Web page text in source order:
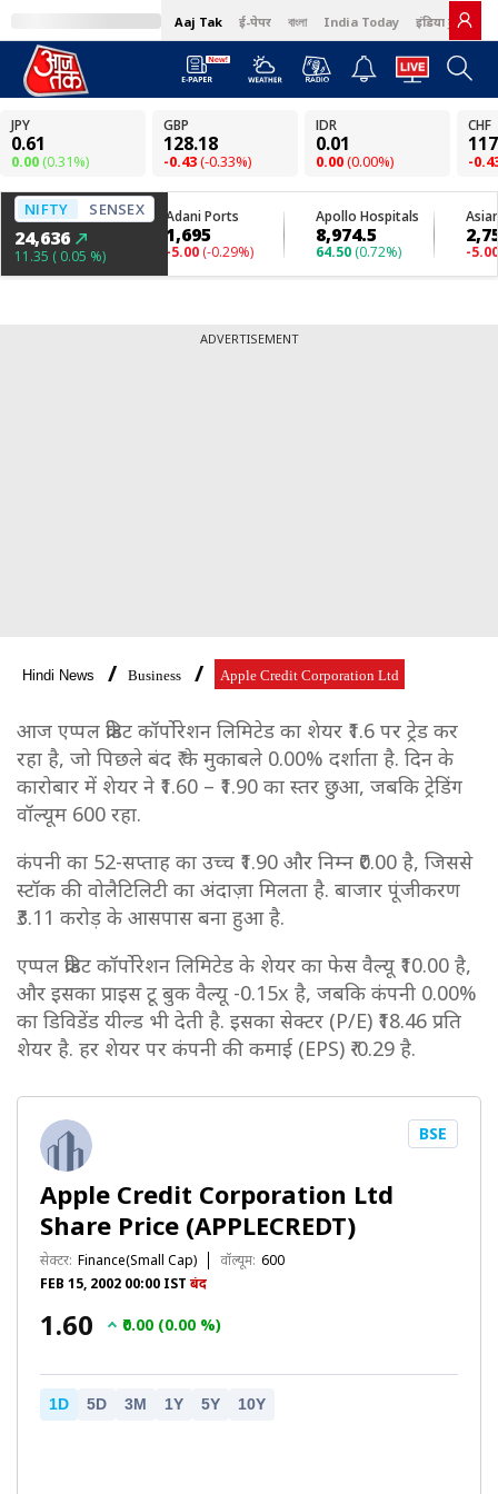
Aaj Tak ई-पेपर বাংলা India Today इंडिया टुडे हिंदी
ADVERTISEMENT
Hindi News Business Apple Credit Corporation Ltd
आज एप्पल क्रेडिट कॉर्पोरेशन लिमिटेड का शेयर ₹1.6 पर ट्रेड कर
रहा है, जो पिछले बंद ₹ के मुकाबले 0.00% दर्शाता है. दिन के
कारोबार में शेयर ने ₹1.60 – ₹1.90 का स्तर छुआ, जबकि ट्रेडिंग
वॉल्यूम 600 रहा.
कंपनी का 52-सप्ताह का उच्च ₹1.90 और निम्न ₹0.00 है, जिससे
स्टॉक की वोलैटिलिटी का अंदाज़ा मिलता है. बाजार पूंजीकरण
₹3.11 करोड़ के आसपास बना हुआ है.
एप्पल क्रेडिट कॉर्पोरेशन लिमिटेड के शेयर का फेस वैल्यू ₹10.00 है,
और इसका प्राइस टू बुक वैल्यू -0.15x है, जबकि कंपनी 0.00%
का डिविडेंड यील्ड भी देती है. इसका सेक्टर (P/E) ₹18.46 प्रति
शेयर है. हर शेयर पर कंपनी की कमाई (EPS) ₹-0.29 है.
Apple Credit Corporation Ltd
Share Price (APPLECREDT)
सेक्टर: Finance(Small Cap) वॉल्यूम: 600
FEB 15, 2002 00:00 IST बंद
BSE
₹1.60 ₹0.00 (0.00 %)
1D 5D 3M 1Y 5Y 10Y